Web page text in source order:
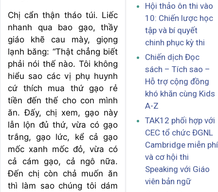
Chị cẩn thận tháo túi. Liếc
nhanh qua bao gạo, thầy
giáo khẽ cau mày, giọng
lạnh băng: “Thật chẳng biết
phải nói thế nào. Tôi không
hiểu sao các vị phụ huynh
cứ thích mua thứ gạo rẻ
tiền đến thế cho con mình
ăn. Đấy, chị xem, gạo này
lẫn lộn đủ thứ, vừa có gạo
trắng, gạo lức, kể cả gạo
mốc xanh mốc đỏ, vừa có
cả cám gạo, cả ngô nữa.
Đến chị còn chả muốn ăn
thì làm sao chúng tôi dám
Hội thảo ôn thi vào
10: Chiến lược học
tập và bí quyết
chinh phục kỳ thi
Chiến dịch Đọc
sách – Tích sao –
Hỗ trợ cộng đồng
khó khăn cùng Kids
A-Z
TAK12 phối hợp với
CEC tổ chức ĐGNL
Cambridge miễn phí
và cơ hội thi
Speaking với Giáo
viên bản ngữ